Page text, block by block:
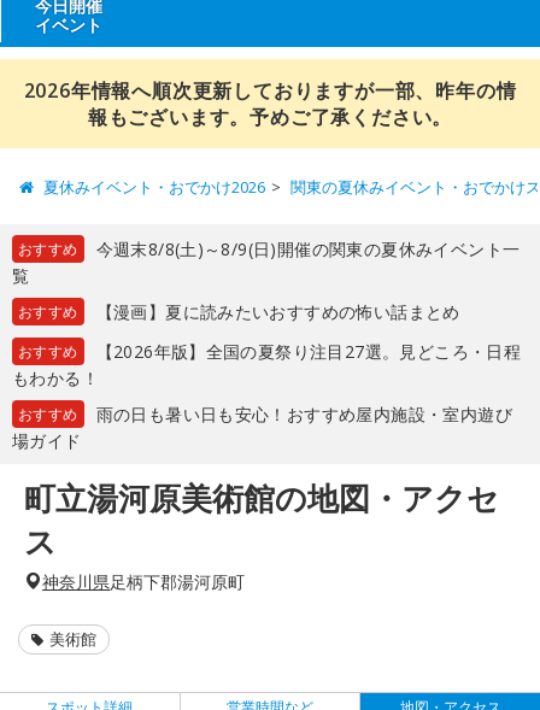
今日開催
イベント
2026年情報へ順次更新しておりますが一部、昨年の情
報もございます。予めご了承ください。
夏休みイベント・おでかけ2026 関東の夏休みイベント・おでかけ
おすすめ
今週末8/8(土)～8/9(日)開催の関東の夏休みイベント一
覧
おすすめ 【漫画】夏に読みたいおすすめの怖い話まとめ
おすすめ
【2026年版】全国の夏祭り注目27選。見どころ・日程
もわかる！
おすすめ
雨の日も暑い日も安心！おすすめ屋内施設・室内遊び
場ガイド
町立湯河原美術館の地図・アクセ
ス
神奈川県足柄下郡湯河原町
美術館